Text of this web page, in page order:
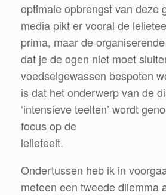
optimale opbrengst van deze
media pikt er vooral de
prima, maar de
dat je de ogen niet moet
voedselgewassen bespoten
is dat het onderwerp van de
‘intensieve teelten’ wordt
focus op de
lelieteelt.
Ondertussen heb ik in
meteen een tweede dilemma